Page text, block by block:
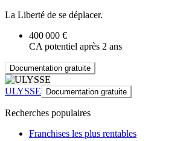
La Liberté de se déplacer.
400 000 €
CA potentiel après 2 ans
Documentation gratuite
ULYSSE Documentation gratuite
Recherches populaires
Franchises les plus rentables